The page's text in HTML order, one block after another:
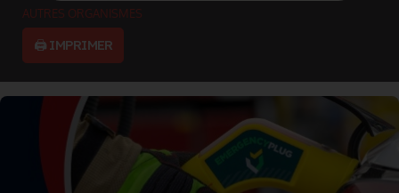
AUTRES ORGANISMES
🖨️ IMPRIMER